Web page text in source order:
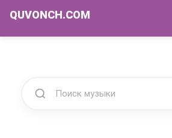
QUVONCH.COM